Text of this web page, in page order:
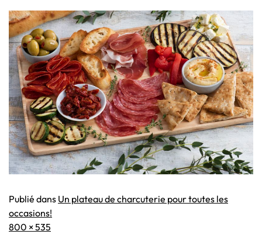
Publié dans Un plateau de charcuterie pour toutes les
occasions!
Taille
800 × 535